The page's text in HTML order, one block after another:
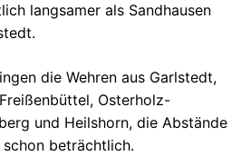
langsamer als Sandhausen
die Wehren aus Garlstedt,
Osterholz-
und Heilshorn, die Abstände
beträchtlich.